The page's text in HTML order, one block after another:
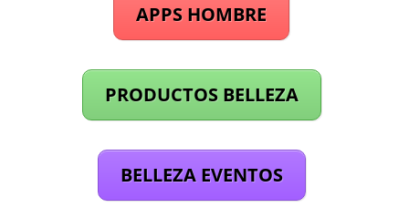
APPS HOMBRE
PRODUCTOS BELLEZA
BELLEZA EVENTOS